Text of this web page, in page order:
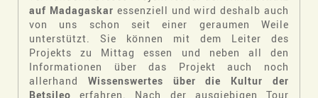
auf Madagaskar essenziell und wird deshalb auch
von uns schon seit einer geraumen Weile
unterstützt. Sie können mit dem Leiter des
Projekts zu Mittag essen und neben all den
Informationen über das Projekt auch noch
allerhand Wissenswertes über die Kultur der
Betsileo erfahren. Nach der ausgiebigen Tour